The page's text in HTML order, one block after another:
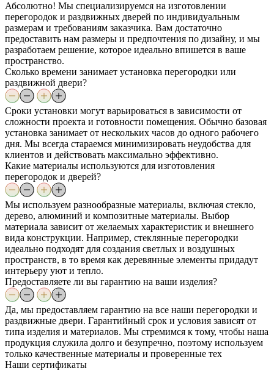
Абсолютно! Мы специализируемся на изготовлении
перегородок и раздвижных дверей по индивидуальным
размерам и требованиям заказчика. Вам достаточно
предоставить нам размеры и предпочтения по дизайну, и мы
разработаем решение, которое идеально впишется в ваше
пространство.
Сколько времени занимает установка перегородки или
раздвижной двери?
Сроки установки могут варьироваться в зависимости от
сложности проекта и готовности помещения. Обычно базовая
установка занимает от нескольких часов до одного рабочего
дня. Мы всегда стараемся минимизировать неудобства для
клиентов и действовать максимально эффективно.
Какие материалы используются для изготовления
перегородок и дверей?
Мы используем разнообразные материалы, включая стекло,
дерево, алюминий и композитные материалы. Выбор
материала зависит от желаемых характеристик и внешнего
вида конструкции. Например, стеклянные перегородки
идеально подходят для создания светлых и воздушных
пространств, в то время как деревянные элементы придадут
интерьеру уют и тепло.
Предоставляете ли вы гарантию на ваши изделия?
Да, мы предоставляем гарантию на все наши перегородки и
раздвижные двери. Гарантийный срок и условия зависят от
типа изделия и материалов. Мы стремимся к тому, чтобы наша
продукция служила долго и безупречно, поэтому используем
только качественные материалы и проверенные тех
Наши сертификаты